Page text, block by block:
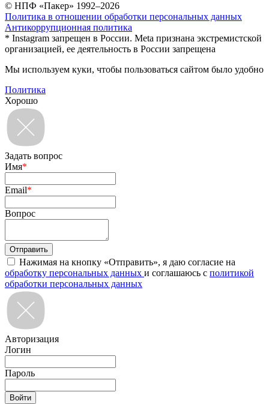
© НПФ «Пакер» 1992–2026
Политика в отношении обработки персональных данных
Антикоррупционная политика
* Instagram запрещен в России. Meta признана экстремистской
организацией, ее деятельность в России запрещена
Мы используем куки, чтобы пользоваться сайтом было удобно
Политика
Хорошо
Задать вопрос
Имя*
Email*
Вопрос
Нажимая на кнопку «Отправить», я даю согласие на
обработку персональных данных и соглашаюсь с политикой
обработки персональных данных
Авторизация
Логин
Пароль